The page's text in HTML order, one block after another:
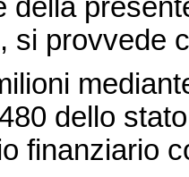
della
si provvede
dello
finanziario